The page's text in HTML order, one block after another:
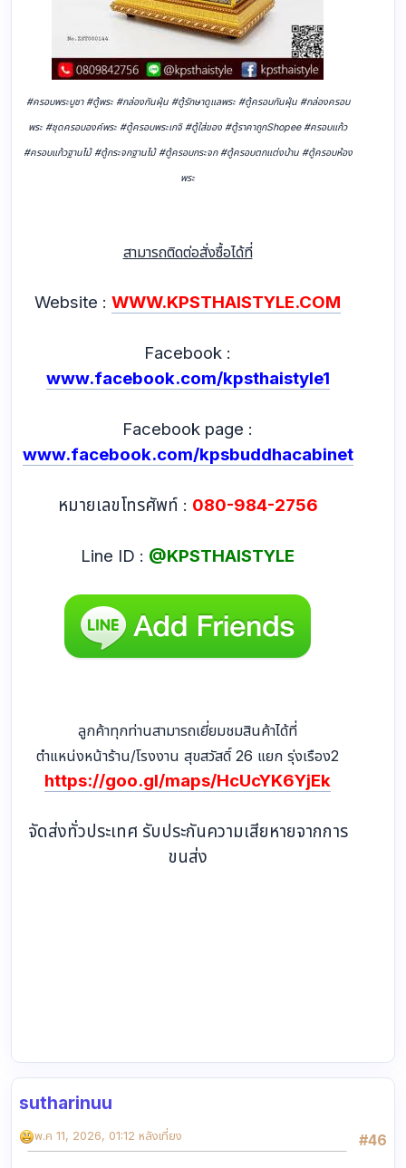
#ครอบพระบูชา #ตู้พระ #กล่องกันฝุ่น #ตู้รักษาดูแลพระ #ตู้ครอบกันฝุ่น #กล่องครอบ
พระ #ชุดครอบองค์พระ #ตู้ครอบพระเกจิ #ตู้ใส่ของ #ตู้ราคาถูกShopee #ครอบแก้ว
#ครอบแก้วฐานไม้ #ตู้กระจกฐานไม้ #ตู้ครอบกระจก #ตู้ครอบตกแต่งบ้าน #ตู้ครอบห้อง
พระ
สามารถติดต่อสั่งซื้อได้ที่
Website : WWW.KPSTHAISTYLE.COM
Facebook :
www.facebook.com/kpsthaistyle1
Facebook page :
www.facebook.com/kpsbuddhacabinet
หมายเลขโทรศัพท์ : 080-984-2756
Line ID : @KPSTHAISTYLE
ลูกค้าทุกท่านสามารถเยี่ยมชมสินค้าได้ที่
ตำแหน่งหน้าร้าน/โรงงาน สุขสวัสดิ์ 26 แยก รุ่งเรือง2
https://goo.gl/maps/HcUcYK6YjEk
จัดส่งทั่วประเทศ รับประกันความเสียหายจากการ
ขนส่ง
sutharinuu
#46
พ.ค 11, 2026, 01:12 หลังเที่ยง